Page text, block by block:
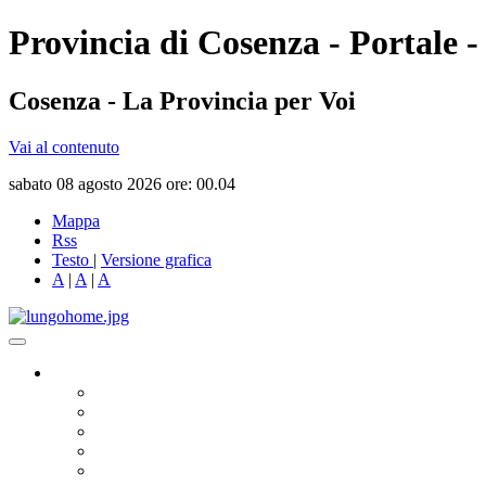
Provincia di Cosenza - Portale
Cosenza - La Provincia per Voi
Vai al contenuto
sabato 08 agosto 2026 ore: 00.04
Mappa
Rss
Testo | Versione grafica
A | A | A